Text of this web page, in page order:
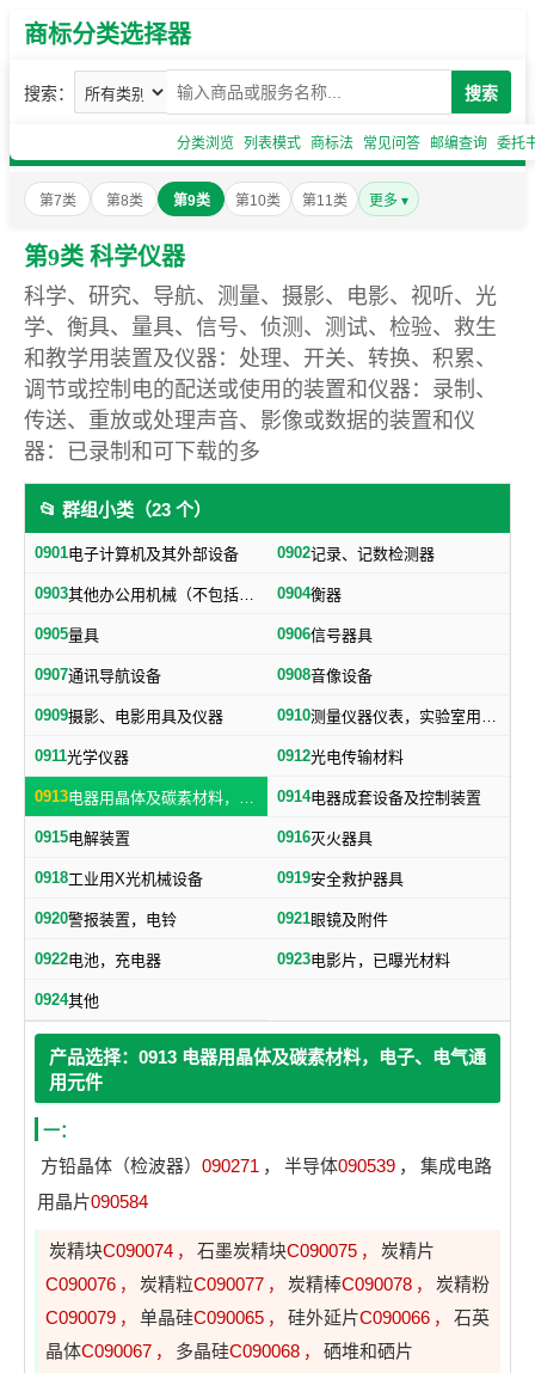
商标分类选择器
搜索： 搜索
分类浏览 列表模式 商标法 常见问答 邮编查询 委托
第7类 第8类 第9类 第10类 第11类 更多 ▾
第9类 科学仪器
科学、研究、导航、测量、摄影、电影、视听、光
学、衡具、量具、信号、侦测、测试、检验、救生
和教学用装置及仪器：处理、开关、转换、积累、
调节或控制电的配送或使用的装置和仪器：录制、
传送、重放或处理声音、影像或数据的装置和仪
器：已录制和可下载的多
📂 群组小类（23 个）
0901电子计算机及其外部设备 0902记录、记数检测器
0903 其他办公用机械（不包括打字机、誉写机、油印机） 0904衡器
0905量具 0906信号器具
0907通讯导航设备 0908音像设备
0909摄影、电影用具及仪器 0910 测量仪器仪表，实验室用器具，电测量仪器，科学仪器
0911光学仪器 0912光电传输材料
0913 电器用晶体及碳素材料，电子、电气通用元件 0914电器成套设备及控制装置
0915电解装置 0916灭火器具
0918工业用X光机械设备 0919安全救护器具
0920警报装置，电铃 0921眼镜及附件
0922电池，充电器 0923电影片，已曝光材料
0924其他
产品选择：0913 电器用晶体及碳素材料，电子、电气通
用元件
一：
方铅晶体（检波器） 090271 ， 半导体090539 ，
集成电路
用晶片090584
炭精块C090074 ， 石墨炭精块C090075 ，
炭精片
C090076 ， 炭精粒C090077 ， 炭精棒C090078 ，
炭精粉
C090079 ， 单晶硅C090065 ， 硅外延片C090066 ，
石英
晶体C090067 ， 多晶硅C090068 ，
硒堆和硒片